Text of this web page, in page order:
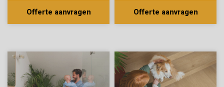
Offerte aanvragen Offerte aanvragen